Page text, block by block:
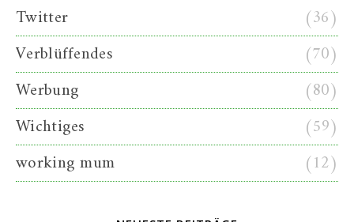
Twitter
(36)
Verblüffendes
(70)
Werbung
(80)
Wichtiges
(59)
working mum
(12)